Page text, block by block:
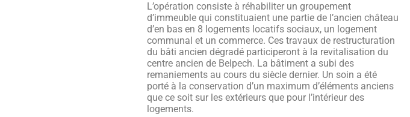
L’opération consiste à réhabiliter un groupement
d’immeuble qui constituaient une partie de l’ancien château
d’en bas en 8 logements locatifs sociaux, un logement
communal et un commerce. Ces travaux de restructuration
du bâti ancien dégradé participeront à la revitalisation du
centre ancien de Belpech. La bâtiment a subi des
remaniements au cours du siècle dernier. Un soin a été
porté à la conservation d’un maximum d’éléments anciens
que ce soit sur les extérieurs que pour l’intérieur des
logements.